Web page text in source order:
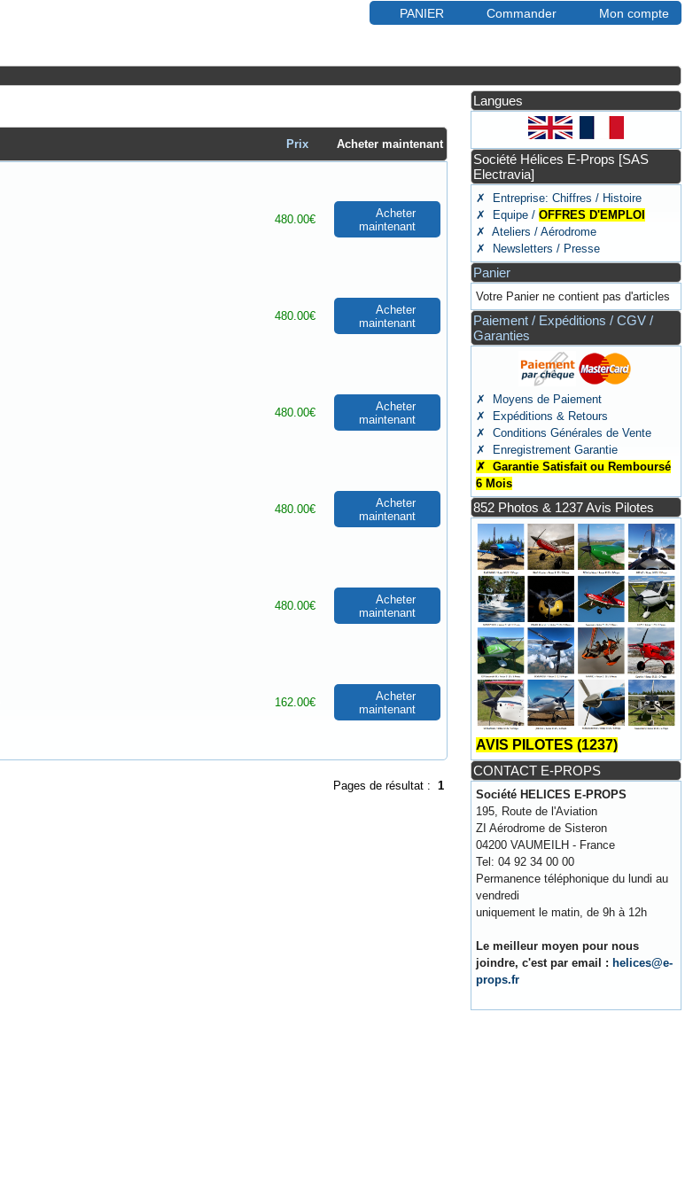
PANIER Commander Mon compte
Prix Acheter maintenant
480.00€
Acheter
maintenant
480.00€
Acheter
maintenant
480.00€
Acheter
maintenant
480.00€
Acheter
maintenant
480.00€
Acheter
maintenant
162.00€
Acheter
maintenant
Pages de résultat :1
Langues
Société Hélices E-Props [SAS
Electravia]
✗ Entreprise: Chiffres / Histoire
✗ Equipe /OFFRES D'EMPLOI
✗ Ateliers / Aérodrome
✗ Newsletters / Presse
Panier
Votre Panier ne contient pas d'articles
Paiement / Expéditions / CGV /
Garanties
✗ Moyens de Paiement
✗ Expéditions & Retours
✗ Conditions Générales de Vente
✗ Enregistrement Garantie
✗ Garantie Satisfait ou Remboursé
6 Mois
852 Photos & 1237 Avis Pilotes
AVIS PILOTES (1237)
CONTACT E-PROPS
Société HELICES E-PROPS
195, Route de l'Aviation
ZI Aérodrome de Sisteron
04200 VAUMEILH - France
Tel: 04 92 34 00 00
Permanence téléphonique du lundi au
vendredi
uniquement le matin, de 9h à 12h
Le meilleur moyen pour nous
joindre, c'est par email : helices@e-
props.fr